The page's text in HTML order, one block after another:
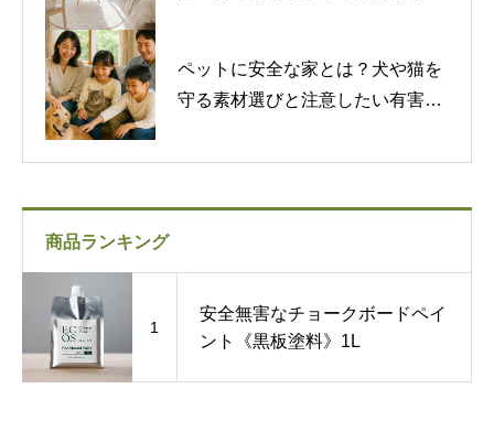
ペットに安全な家とは？犬や猫を
守る素材選びと注意したい有害物
商品ランキング
1
安全無害なチョークボードペイ
ント《黒板塗料》1L